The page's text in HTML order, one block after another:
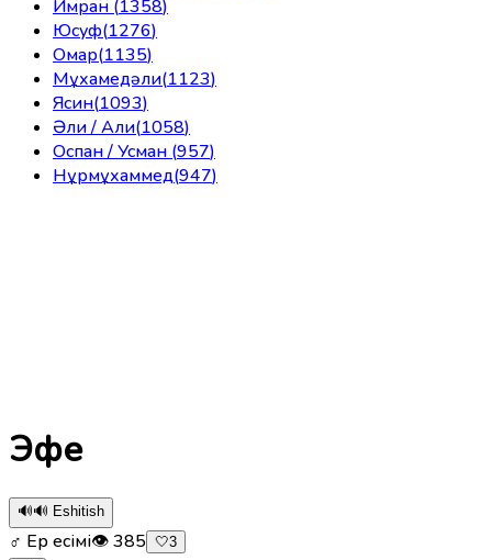
Имран (1358)
Юсуф(1276)
Омар(1135)
Мұхамедәли(1123)
Ясин(1093)
Әли / Али(1058)
Оспан / Усман (957)
Нұрмұхаммед(947)
Эфе
🔊🔊 Eshitish
♂ Ер есімі👁385 🤍3